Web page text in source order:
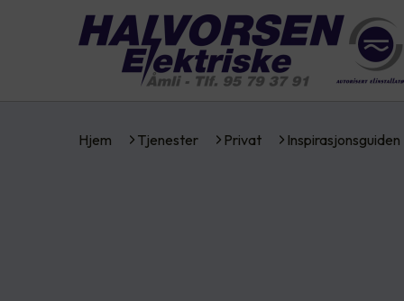
Hjem Tjenester Privat Inspirasjonsguiden